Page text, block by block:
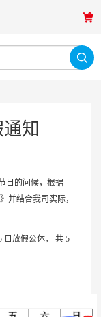
知
日的问候，根据
并结合我司实际，
日放假公休， 共 5